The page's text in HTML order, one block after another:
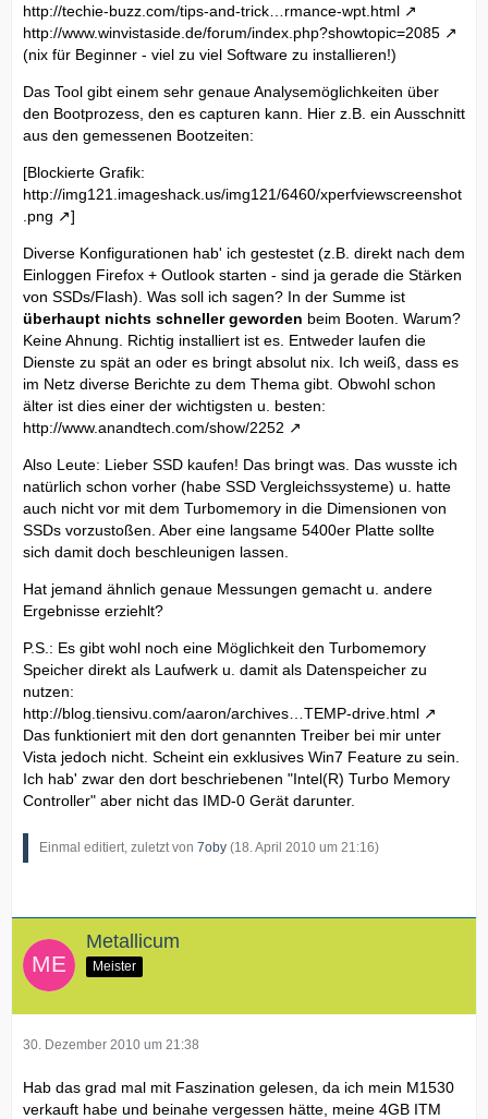
http://techie-buzz.com/tips-and-trick…rmance-wpt.html
http://www.winvistaside.de/forum/index.php?showtopic=2085
(nix für Beginner - viel zu viel Software zu installieren!)
Das Tool gibt einem sehr genaue Analysemöglichkeiten über
den Bootprozess, den es capturen kann. Hier z.B. ein Ausschnitt
aus den gemessenen Bootzeiten:
[Blockierte Grafik:
http://img121.imageshack.us/img121/6460/xperfviewscreenshot
.png
]
Diverse Konfigurationen hab' ich gestestet (z.B. direkt nach dem
Einloggen Firefox + Outlook starten - sind ja gerade die Stärken
von SSDs/Flash). Was soll ich sagen? In der Summe ist
überhaupt nichts schneller geworden beim Booten. Warum?
Keine Ahnung. Richtig installiert ist es. Entweder laufen die
Dienste zu spät an oder es bringt absolut nix. Ich weiß, dass es
im Netz diverse Berichte zu dem Thema gibt. Obwohl schon
älter ist dies einer der wichtigsten u. besten:
http://www.anandtech.com/show/2252
Also Leute: Lieber SSD kaufen! Das bringt was. Das wusste ich
natürlich schon vorher (habe SSD Vergleichssysteme) u. hatte
auch nicht vor mit dem Turbomemory in die Dimensionen von
SSDs vorzustoßen. Aber eine langsame 5400er Platte sollte
sich damit doch beschleunigen lassen.
Hat jemand ähnlich genaue Messungen gemacht u. andere
Ergebnisse erziehlt?
P.S.: Es gibt wohl noch eine Möglichkeit den Turbomemory
Speicher direkt als Laufwerk u. damit als Datenspeicher zu
nutzen:
http://blog.tiensivu.com/aaron/archives…TEMP-drive.html
Das funktioniert mit den dort genannten Treiber bei mir unter
Vista jedoch nicht. Scheint ein exklusives Win7 Feature zu sein.
Ich hab' zwar den dort beschriebenen "Intel(R) Turbo Memory
Controller" aber nicht das IMD-0 Gerät darunter.
Einmal editiert, zuletzt von 7oby (18. April 2010 um 21:16)
Metallicum
Meister
30. Dezember 2010 um 21:38
Hab das grad mal mit Faszination gelesen, da ich mein M1530
verkauft habe und beinahe vergessen hätte, meine 4GB ITM